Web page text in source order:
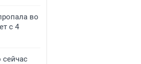
во
с 4
сейчас